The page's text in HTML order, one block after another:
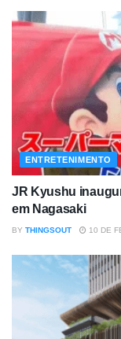
ENTRETENIMENTO
JR Kyushu
em Nagasaki
BY THINGSOUT 10 DE